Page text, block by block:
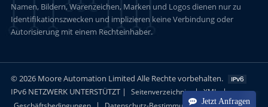
Jetzt Anfragen
Namen, Bildern, Warenzeichen, Marken und Logos dienen nur zu
Identifikationszwecken und implizieren keine Verbindung oder
Autorisierung mit einem Rechteinhaber.
© 2026 Moore Automation Limited Alle Rechte vorbehalten.
IPv6 NETZWERK UNTERSTÜTZT |
Seitenverzeichnis | XML |